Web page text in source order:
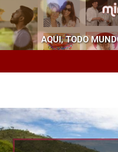
AQUI, TODO